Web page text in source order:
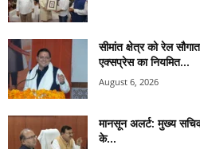
सीमांत क्षेत्र को रेल
एक्सप्रेस का नियमित...
August 6, 2026
मानसून अलर्ट: मुख्य
के...